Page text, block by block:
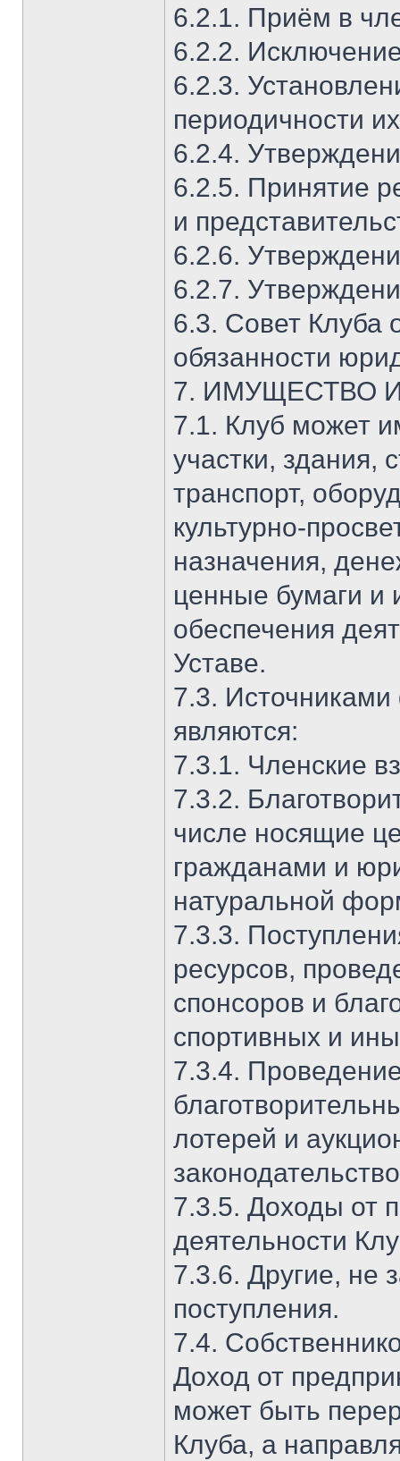
6.2.1. Приём в
6.2.2.
6.2.3.
периодичности
6.2.4.
6.2.5. Принятие
и
6.2.6.
6.2.7.
6.3. Совет Клуба
обязанности
7. ИМУЩЕСТВО
7.1. Клуб может
участки,
транспорт,
культурно-
назначения,
ценные бумаги и
обеспечения
Уставе.
7.3.
являются:
7.3.1. Членские
7.3.2.
числе носящие
гражданами и
натуральной
7.3.3.
ресурсов,
спонсоров и
спортивных и
7.3.4.
лотерей и
7.3.5. Доходы от
деятельности
7.3.6. Другие, не
поступления.
7.4.
Доход от
может быть
Клуба, а